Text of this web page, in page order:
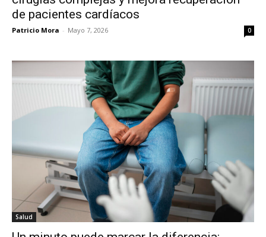
de pacientes cardíacos
Patricio Mora - Mayo 7, 2026 0
Salud